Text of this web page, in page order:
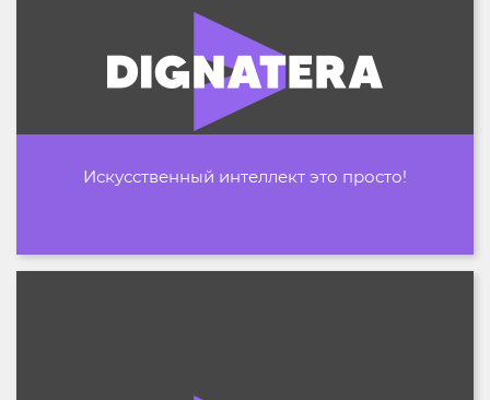
Искусственный интеллект это просто!